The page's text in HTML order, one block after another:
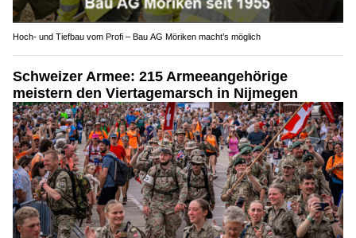
Hoch- und Tiefbau vom Profi – Bau AG Möriken macht’s möglich
Schweizer Armee: 215 Armeeangehörige
meistern den Viertagemarsch in Nijmegen